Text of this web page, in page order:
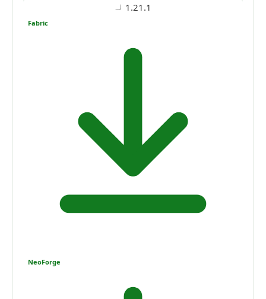
1.21.1
Fabric
NeoForge